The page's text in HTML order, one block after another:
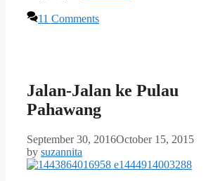
11 Comments
Jalan-Jalan ke Pulau
Pahawang
September 30, 2016October 15, 2015
by suzannita